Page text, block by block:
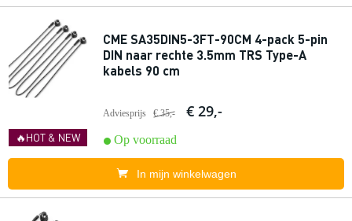
🔥HOT & NEW
CME SA35DIN5-3FT-90CM 4-pack 5-pin
DIN naar rechte 3.5mm TRS Type-A
kabels 90 cm
Adviesprijs € 35,- € 29,-
Op voorraad
In mijn winkelwagen